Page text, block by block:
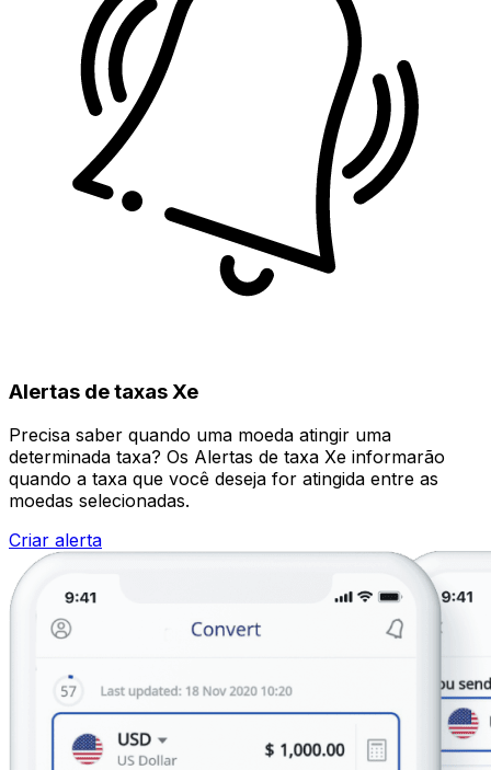
Alertas de taxas Xe
Precisa saber quando uma moeda atingir uma
determinada taxa? Os Alertas de taxa Xe informarão
quando a taxa que você deseja for atingida entre as
moedas selecionadas.
Criar alerta